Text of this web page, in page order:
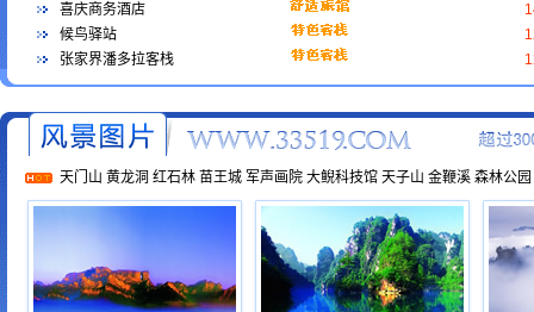
喜庆商务酒店
候鸟驿站
张家界潘多拉客栈
天门山 黄龙洞 红石林 苗王城 军声画院 大鲵科技馆 天子山 金鞭溪 森林公园